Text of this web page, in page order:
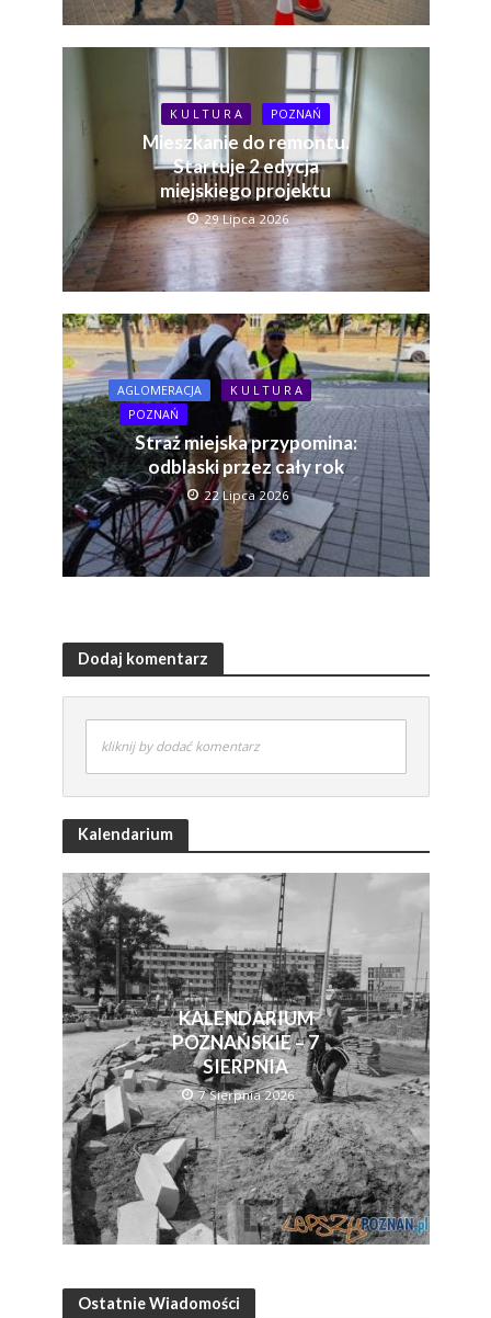
K U L T U R A POZNAŃ
Mieszkanie do remontu.
Startuje 2 edycja
miejskiego projektu
29 Lipca 2026
AGLOMERACJA
K U L T U R A
POZNAŃ
Straż miejska przypomina:
odblaski przez cały rok
22 Lipca 2026
Dodaj komentarz
kliknij by dodać komentarz
Kalendarium
KALENDARIUM
POZNAŃSKIE – 7
SIERPNIA
7 Sierpnia 2026
Ostatnie Wiadomości